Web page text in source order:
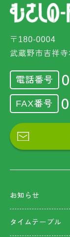
〒180-0004
武蔵野市吉祥
電話番号
FAX番号
お知らせ
タイムテーブル